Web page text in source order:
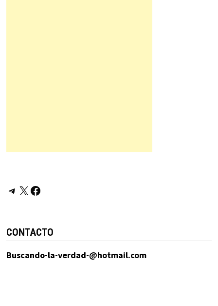
Telegram
X Facebook
CONTACTO
Buscando-la-verdad-@hotmail.com